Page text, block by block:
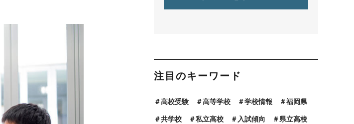
注目のキーワード
高校受験 高等学校 学校情報 福岡県
共学校 私立高校 入試傾向 県立高校